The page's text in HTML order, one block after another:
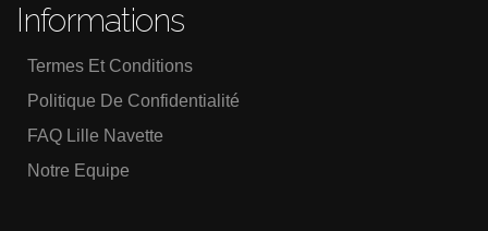
Informations
Termes Et Conditions
Politique De Confidentialité
FAQ Lille Navette
Notre Equipe